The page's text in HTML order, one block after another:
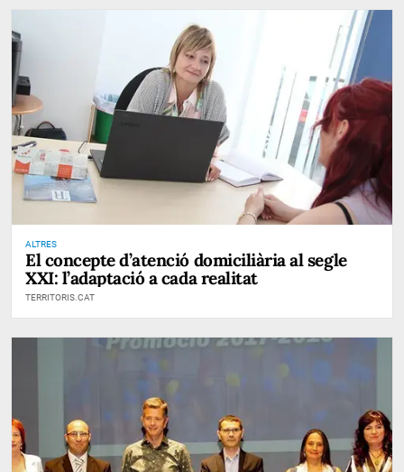
ALTRES
El concepte d’atenció domiciliària al segle
XXI: l’adaptació a cada realitat
TERRITORIS.CAT